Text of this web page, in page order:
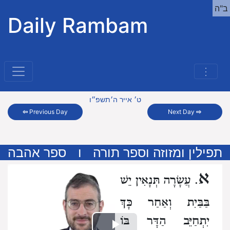
Daily Rambam
⋮
ב"ה
⇦ Previous Day
ט׳ אייר ה׳תשפ״ו
Next Day⇨
תפילין ומזוזה וספר תורה ו ספר אהבה
א. עֲשָׂרָה תְּנָאִין יֵשׁ
בַּבַּיִת וְאַחַר כָּךְ
יִתְחַיֵּב הַדָּר בּוֹ